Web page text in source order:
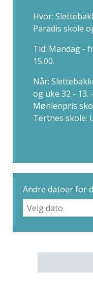
Hvor:
Paradis skole
Tid: Mandag -
15.00.
Når:
og uke 32 - 13.
Møhlenpris
Tertnes skole:
Andre datoer for